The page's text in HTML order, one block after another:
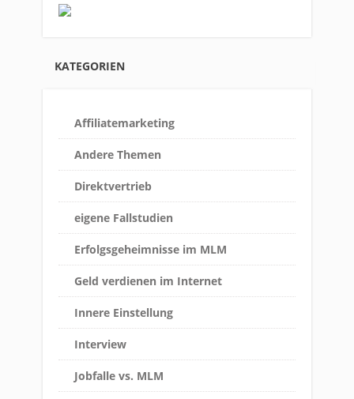
KATEGORIEN
Affiliatemarketing
Andere Themen
Direktvertrieb
eigene Fallstudien
Erfolgsgeheimnisse im MLM
Geld verdienen im Internet
Innere Einstellung
Interview
Jobfalle vs. MLM